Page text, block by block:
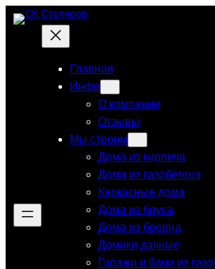
Перейти
содержимому
Главная
Инфо
О компании
Отзывы
Мы строим
Дома из кирпича
Дома из газобетона
Каркасные дома
Дома из бруса
Дома из бревна
Домики дачные
Гаражи и бани из